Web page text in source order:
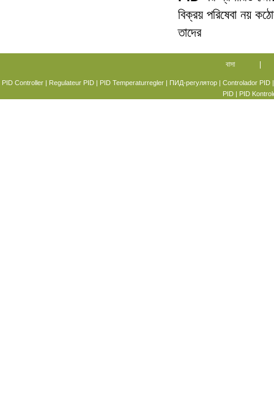
বিক্রয় পরিষেবা নয়
তাদের
বাসা
PID Controller| Regulateur PID| PID Temperaturregler| ПИД-регулятор| Controlador PID
PID | PID